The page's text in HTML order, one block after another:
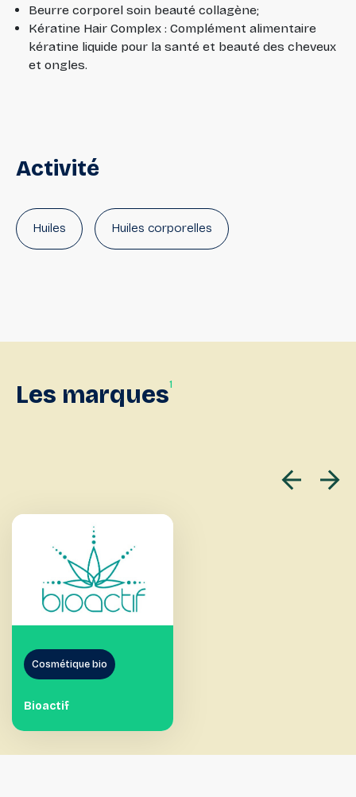
Beurre corporel soin beauté collagène;
Kératine Hair Complex : Complément alimentaire
kératine liquide pour la santé et beauté des cheveux
et ongles.
Activité
Huiles Huiles corporelles
Les marques1
Cosmétique bio
Bioactif